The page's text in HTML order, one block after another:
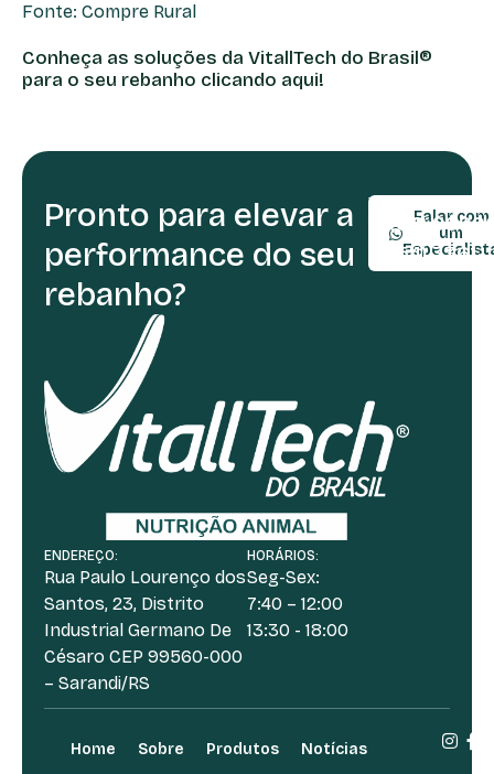
Fonte: Compre Rural
Conheça as soluções da VitallTech do Brasil®
para o seu rebanho clicando aqui!
Pronto para elevar a
performance do seu
rebanho?
Falar com
um
TELEFONE:
(54)
(54) 3361-
ENDEREÇO:
Rua Paulo Lourenço dos
Santos, 23, Distrito
Industrial Germano De
Césaro CEP 99560-000
– Sarandi/RS
HORÁRIOS:
Seg-Sex:
7:40 – 12:00
13:30 - 18:00
Home Sobre Produtos
Notícias